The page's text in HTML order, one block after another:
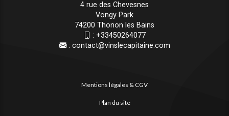
4 rue des Chevesnes
Vongy Park
74200 Thonon les Bains
: +33450264077
: contact@vinslecapitaine.com
Mentions légales & CGV
Plan du site